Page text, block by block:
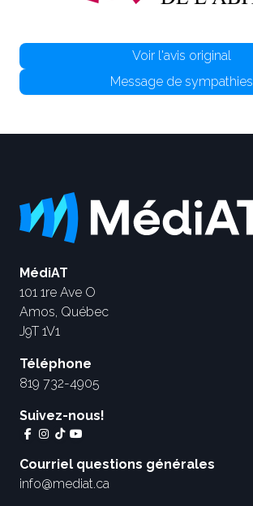
Voir l'avis original
Message de sympathies
MédiAT
101 1re Ave O
Amos, Québec
J9T 1V1
Téléphone
819 732-4905
Suivez-nous!
Courriel questions générales
info@mediat.ca